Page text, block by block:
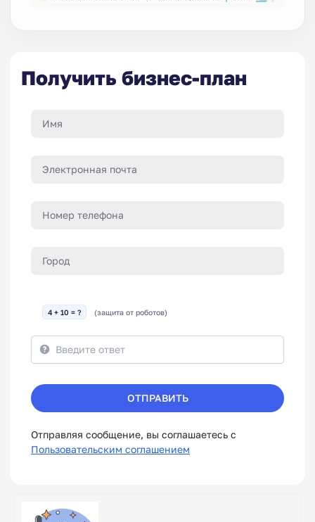
Получить бизнес-план
4 + 10 = ? (защита от роботов)
ОТПРАВИТЬ
Отправляя сообщение, вы соглашаетесь с
Пользовательским соглашением